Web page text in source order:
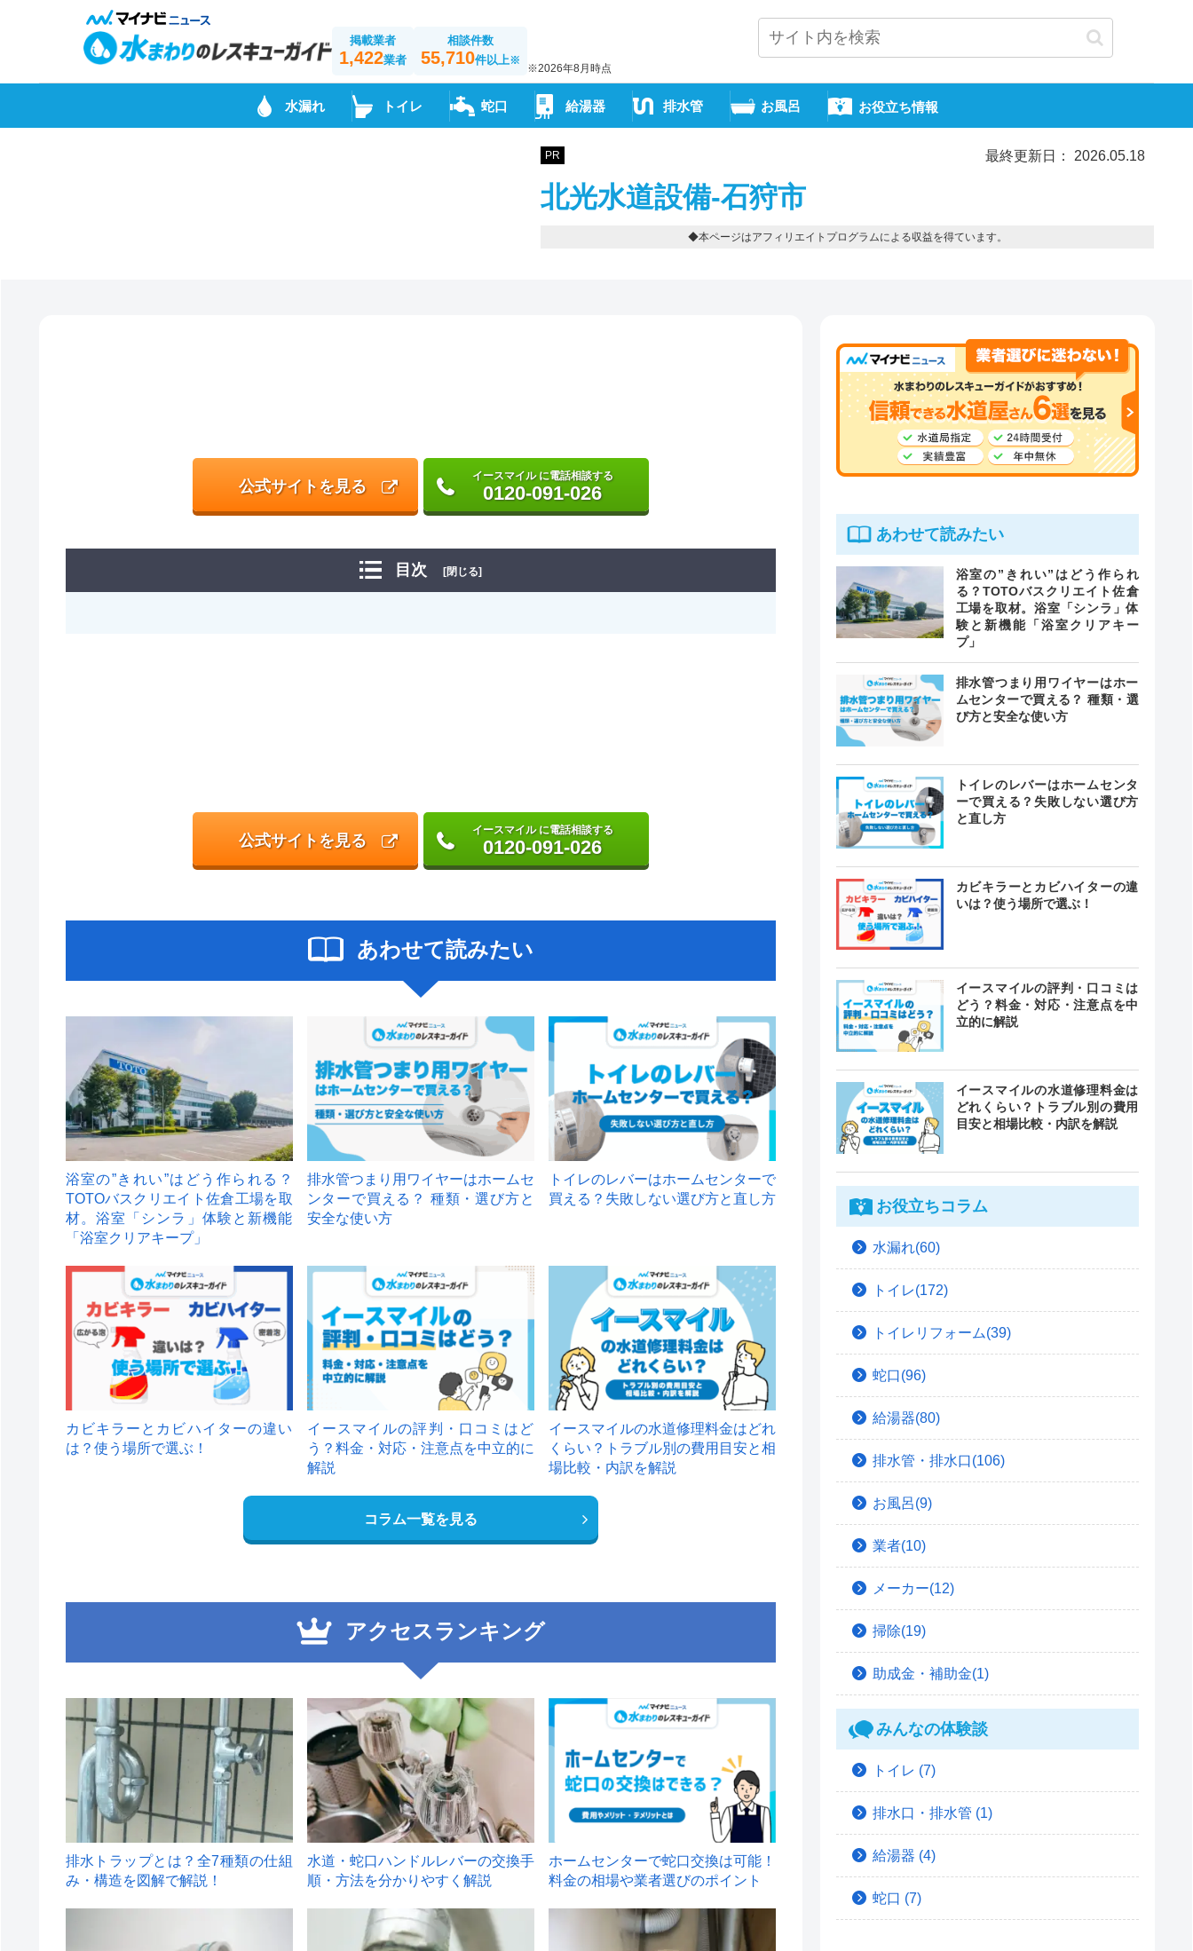
掲載業者
1,422業者
相談件数
55,710件以上※
※2026年8月時点
水漏れ トイレ 蛇口 給湯器 排水管 お風呂 お役立ち情報
PR 最終更新日： 2026.05.18
北光水道設備-石狩市
◆本ページはアフィリエイトプログラムによる収益を得ています。
公式サイトを見る
イースマイル に電話相談する
0120-091-026
目次 [閉じる]
公式サイトを見る
イースマイル に電話相談する
0120-091-026
あわせて読みたい
浴室の”きれい”はどう作られる？
TOTOバスクリエイト佐倉工場を取
材。浴室「シンラ」体験と新機能
「浴室クリアキープ」
排水管つまり用ワイヤーはホームセ
ンターで買える？ 種類・選び方と
安全な使い方
トイレのレバーはホームセンターで
買える？失敗しない選び方と直し方
カビキラーとカビハイターの違い
は？使う場所で選ぶ！
イースマイルの評判・口コミはど
う？料金・対応・注意点を中立的に
解説
イースマイルの水道修理料金はどれ
くらい？トラブル別の費用目安と相
場比較・内訳を解説
コラム一覧を見る
アクセスランキング
1
排水トラップとは？全7種類の仕組
み・構造を図解で解説！
2
水道・蛇口ハンドルレバーの交換手
順・方法を分かりやすく解説
ホームセンターで蛇口交換は可能！
料金の相場や業者選びのポイント
あわせて読みたい
浴室の”きれい”はどう作られ
る？TOTOバスクリエイト佐倉
工場を取材。浴室「シンラ」体
験と新機能「浴室クリアキー
プ」
排水管つまり用ワイヤーはホー
ムセンターで買える？ 種類・選
び方と安全な使い方
トイレのレバーはホームセンタ
ーで買える？失敗しない選び方
と直し方
カビキラーとカビハイターの違
いは？使う場所で選ぶ！
イースマイルの評判・口コミは
どう？料金・対応・注意点を中
立的に解説
イースマイルの水道修理料金は
どれくらい？トラブル別の費用
目安と相場比較・内訳を解説
お役立ちコラム
水漏れ(60)
トイレ(172)
トイレリフォーム(39)
蛇口(96)
給湯器(80)
排水管・排水口(106)
お風呂(9)
業者(10)
メーカー(12)
掃除(19)
助成金・補助金(1)
みんなの体験談
トイレ (7)
排水口・排水管 (1)
給湯器 (4)
蛇口 (7)